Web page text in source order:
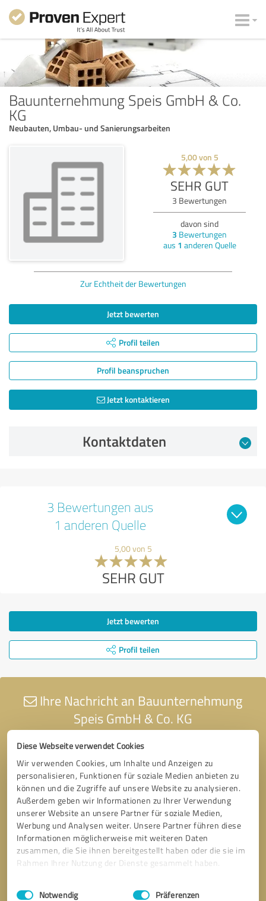
Diese Webseite verwendet Cookies
Wir verwenden Cookies, um Inhalte und Anzeigen zu
personalisieren, Funktionen für soziale Medien anbieten zu
können und die Zugriffe auf unsere Website zu analysieren.
Außerdem geben wir Informationen zu Ihrer Verwendung
unserer Website an unsere Partner für soziale Medien,
Werbung und Analysen weiter. Unsere Partner führen diese
Informationen möglicherweise mit weiteren Daten
zusammen, die Sie ihnen bereitgestellt haben oder die sie im
Rahmen Ihrer Nutzung der Dienste gesammelt haben.
Impressum Datenschutzbestimmungen
Einwilligungsauswahl
Notwendig Präferenzen
Bauunternehmung Speis GmbH & Co.
KG
Neubauten, Umbau- und Sanierungsarbeiten
5,00von 5
SEHR GUT
3 Bewertungen
davon sind
3 Bewertungen
aus 1 anderen Quelle
Zur Echtheit der Bewertungen
Jetzt bewerten
Profil teilen
Profil beanspruchen
Jetzt kontaktieren
Kontaktdaten
3 Bewertungen aus
1 anderen Quelle
5,00 von 5
SEHR GUT
Jetzt bewerten
Profil teilen
Ihre Nachricht an Bauunternehmung
Speis GmbH & Co. KG